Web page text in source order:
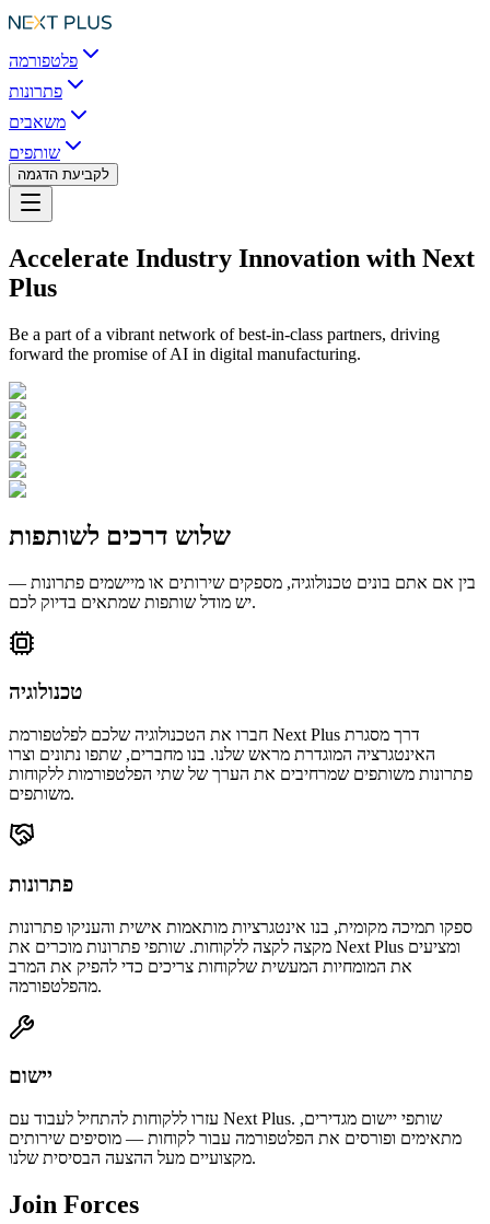
פלטפורמה
פתרונות
משאבים
שותפים
לקביעת הדגמה
Accelerate Industry Innovation with Next
Plus
Be a part of a vibrant network of best-in-class partners, driving
forward the promise of AI in digital manufacturing.
שלוש דרכים לשותפות
בין אם אתם בונים טכנולוגיה, מספקים שירותים או מיישמים פתרונות —
יש מודל שותפות שמתאים בדיוק לכם.
טכנולוגיה
חברו את הטכנולוגיה שלכם לפלטפורמת Next Plus דרך מסגרת
האינטגרציה המוגדרת מראש שלנו. בנו מחברים, שתפו נתונים וצרו
פתרונות משותפים שמרחיבים את הערך של שתי הפלטפורמות ללקוחות
משותפים.
פתרונות
ספקו תמיכה מקומית, בנו אינטגרציות מותאמות אישית והעניקו פתרונות
מקצה לקצה ללקוחות. שותפי פתרונות מוכרים את Next Plus ומציעים
את המומחיות המעשית שלקוחות צריכים כדי להפיק את המרב
מהפלטפורמה.
יישום
עזרו ללקוחות להתחיל לעבוד עם Next Plus. שותפי יישום מגדירים,
מתאימים ופורסים את הפלטפורמה עבור לקוחות — מוסיפים שירותים
מקצועיים מעל ההצעה הבסיסית שלנו.
Join Forces